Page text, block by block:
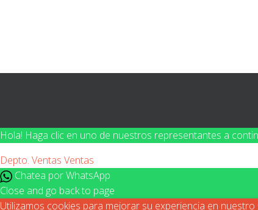
Hola! Haga clic en uno de nuestros representantes a
Depto. Ventas Ventas
Chatea por WhatsApp
Close and go back to page
Utilizamos cookies para mejorar su experiencia en